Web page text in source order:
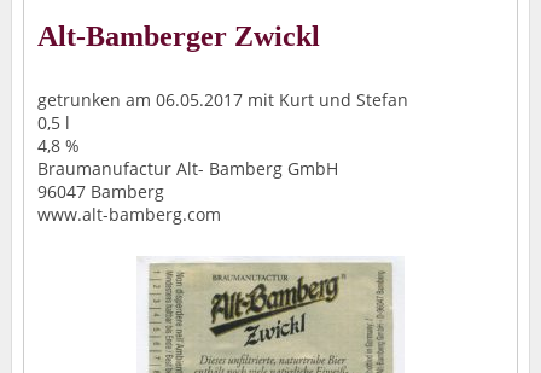
Alt-Bamberger Zwickl
getrunken am 06.05.2017 mit Kurt und Stefan
0,5 l
4,8 %
Braumanufactur Alt- Bamberg GmbH
96047 Bamberg
www.alt-bamberg.com